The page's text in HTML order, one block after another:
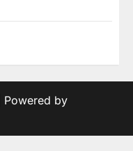
| Powered by